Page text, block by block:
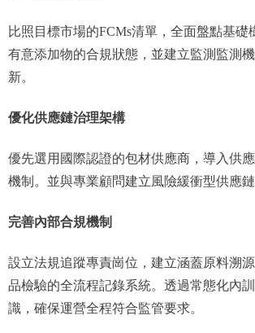
比照目標市場的FCMs清單，全面盤點基礎
有意添加物的合規狀態，並建立監測監測
新。
優化供應鏈治理架構
優先選用國際認證的包材供應商，導入供
機制。並與專業顧問建立風險緩衝型供應鏈
完善內部合規機制
設立法規追蹤專責崗位，建立涵蓋原料溯
品檢驗的全流程記錄系統。透過常態化內
識，確保運營全程符合監管要求。